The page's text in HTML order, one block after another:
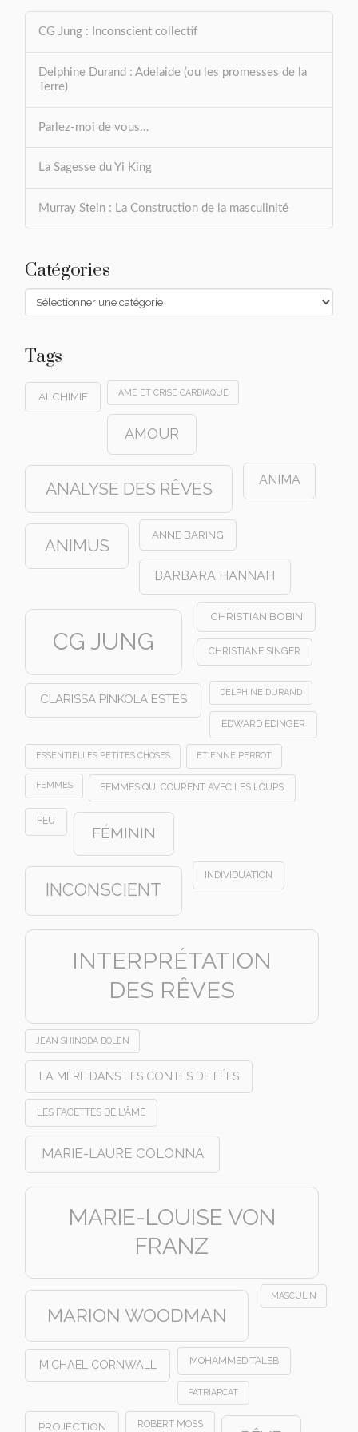
CG Jung : Inconscient collectif
Delphine Durand : Adelaide (ou les promesses de la
Terre)
Parlez-moi de vous…
La Sagesse du Yi King
Murray Stein : La Construction de la masculinité
Catégories
Catégories
Tags
ALCHIMIE AME ET CRISE CARDIAQUE
AMOUR
ANALYSE DES RÊVES ANIMA
ANIMUS
ANNE BARING
BARBARA HANNAH
CG JUNG
CHRISTIAN BOBIN
CHRISTIANE SINGER
CLARISSA PINKOLA ESTES DELPHINE DURAND
EDWARD EDINGER
ESSENTIELLES PETITES CHOSES ETIENNE PERROT
FEMMES FEMMES QUI COURENT AVEC LES LOUPS
FEU
FÉMININ
INCONSCIENT
INDIVIDUATION
INTERPRÉTATION
DES RÊVES
JEAN SHINODA BOLEN
LA MÈRE DANS LES CONTES DE FÉES
LES FACETTES DE L'ÂME
MARIE-LAURE COLONNA
MARIE-LOUISE VON
FRANZ
MARION WOODMAN
MASCULIN
MICHAEL CORNWALL MOHAMMED TALEB
PATRIARCAT
PROJECTION ROBERT MOSS